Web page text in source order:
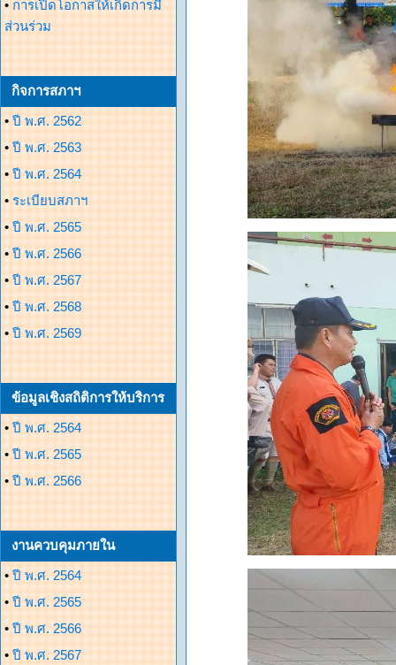
• การเปิดโอกาสให้เกิดการมี
ส่วนร่วม
กิจการสภาฯ
• ปี พ.ศ. 2562
• ปี พ.ศ. 2563
• ปี พ.ศ. 2564
• ระเบียบสภาฯ
• ปี พ.ศ. 2565
• ปี พ.ศ. 2566
• ปี พ.ศ. 2567
• ปี พ.ศ. 2568
• ปี พ.ศ. 2569
ข้อมูลเชิงสถิติการให้บริการ
• ปี พ.ศ. 2564
• ปี พ.ศ. 2565
• ปี พ.ศ. 2566
งานควบคุมภายใน
• ปี พ.ศ. 2564
• ปี พ.ศ. 2565
• ปี พ.ศ. 2566
• ปี พ.ศ. 2567